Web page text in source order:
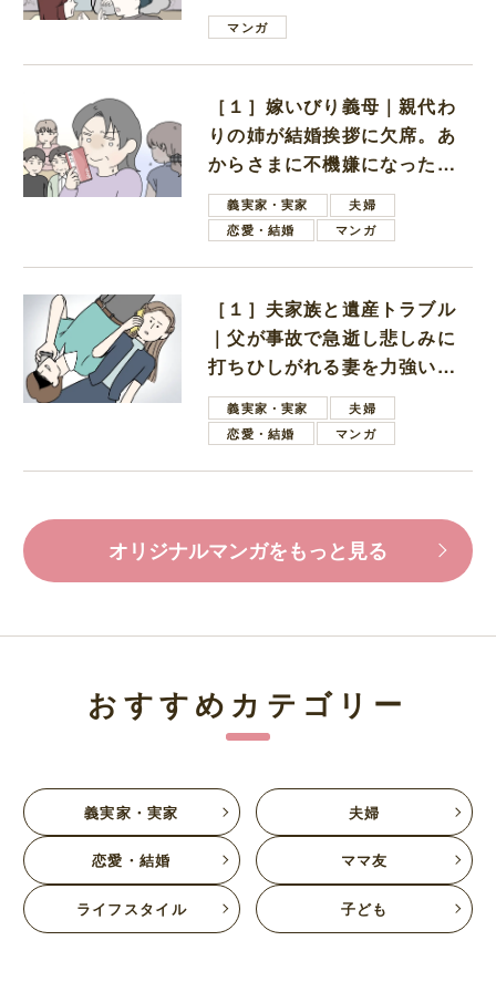
は電車好きの男の子ママ
マンガ
［１］嫁いびり義母｜親代わ
りの姉が結婚挨拶に欠席。あ
からさまに不機嫌になった義
母義実家・実家
夫婦
恋愛・結婚
マンガ
［１］夫家族と遺産トラブル
｜父が事故で急逝し悲しみに
打ちひしがれる妻を力強い言
葉で励ます夫
義実家・実家
夫婦
恋愛・結婚
マンガ
オリジナルマンガをもっと見る
おすすめカテゴリー
義実家・実家 夫婦
恋愛・結婚 ママ友
ライフスタイル 子ども